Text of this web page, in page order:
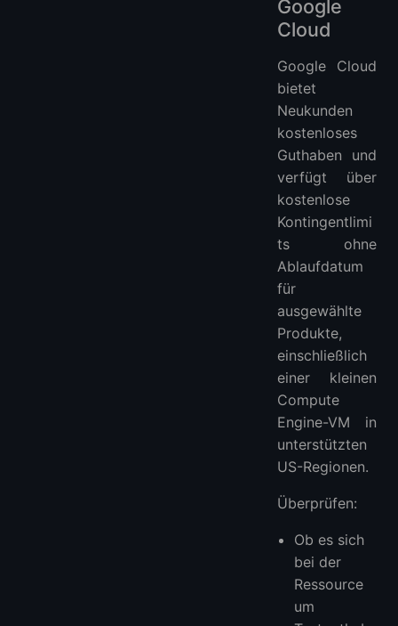
Google
Cloud
Google Cloud
bietet
Neukunden
kostenloses
Guthaben und
verfügt über
kostenlose
Kontingentlimi
ts ohne
Ablaufdatum
für
ausgewählte
Produkte,
einschließlich
einer kleinen
Compute
Engine-VM in
unterstützten
US-Regionen.
Überprüfen:
Ob es sich
bei der
Ressource
um